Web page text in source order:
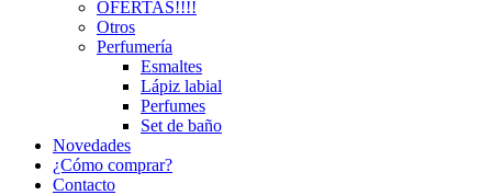
OFERTAS!!!!
Otros
Perfumería
Esmaltes
Lápiz labial
Perfumes
Set de baño
Novedades
¿Cómo comprar?
Contacto